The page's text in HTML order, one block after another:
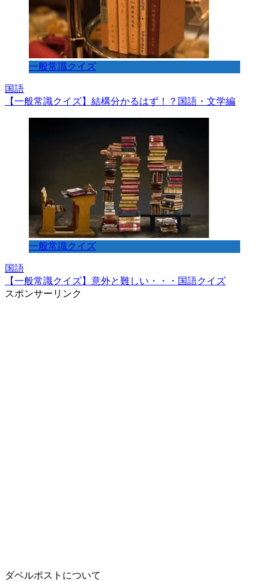
一般常識クイズ
国語
【一般常識クイズ】結構分かるはず！？国語・文学編
一般常識クイズ
国語
【一般常識クイズ】意外と難しい・・・国語クイズ
スポンサーリンク
ダベルポストについて